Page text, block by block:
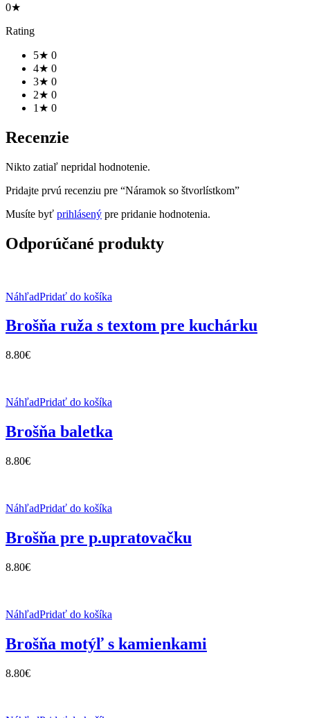
0★
Rating
5★ 0
4★ 0
3★ 0
2★ 0
1★ 0
Recenzie
Nikto zatiaľ nepridal hodnotenie.
Pridajte prvú recenziu pre “Náramok so štvorlístkom”
Musíte byť prihlásený pre pridanie hodnotenia.
Odporúčané produkty
NáhľadPridať do košíka
Brošňa ruža s textom pre kuchárku
8.80€
NáhľadPridať do košíka
Brošňa baletka
8.80€
NáhľadPridať do košíka
Brošňa pre p.upratovačku
8.80€
NáhľadPridať do košíka
Brošňa motýľ s kamienkami
8.80€